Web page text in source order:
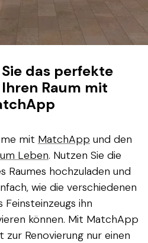
das perfekte
Raum mit
mit MatchApp und den
Leben. Nutzen Sie die
Raumes hochzuladen und
wie die verschiedenen
ihn
können. Mit MatchApp
Renovierung nur einen